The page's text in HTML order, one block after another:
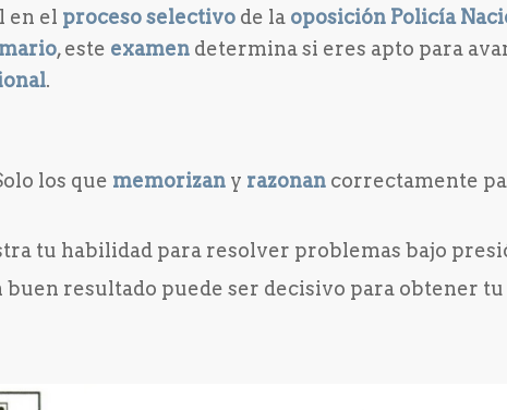
en el proceso selectivo de la oposición Policía
, este examen determina si eres apto para
.
los que memorizan y razonan correctamente
tu habilidad para resolver problemas bajo
buen resultado puede ser decisivo para obtener tu